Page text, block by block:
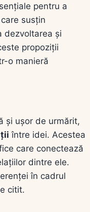
pentru a
susțin
dezvoltarea și
propoziții
o manieră
și ușor de urmărit,
între idei. Acestea
care conectează
dintre ele.
în cadrul
citit.